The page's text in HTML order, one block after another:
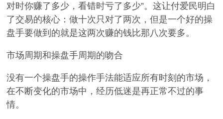
对时你赚了多少，看错时亏了多少”。这让付爱民明白
了交易的核心：做十次只对了两次，但是一个好的操
盘手要做到的就是这两次赚的钱比那八次要多。
市场周期和操盘手周期的吻合
没有一个操盘手的操作手法能适应所有时刻的市场，
在不断变化的市场中，经历低迷是再正常不过的事
情。